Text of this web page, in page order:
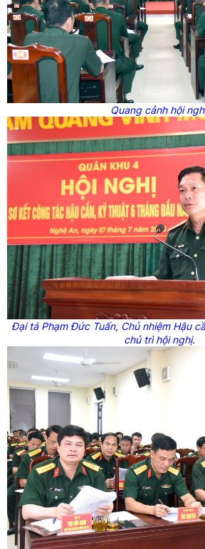
Quang cảnh hội
Đại tá Phạm Đức Tuấn, Chủ nhiệm Hậu
chủ trì hội nghị.